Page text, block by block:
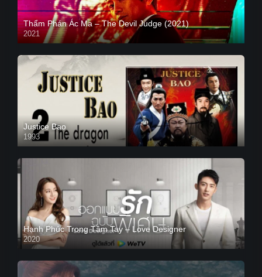
Thẩm Phán Ác Ma – The Devil Judge (2021)
2021
Justice Bao
1993
Hạnh Phúc Trong Tầm Tay – Love Designer
2020